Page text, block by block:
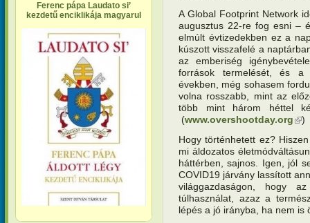
Ferenc pápa Laudato si’
kezdetű enciklikája magyarul
A Global Footprint Network
augusztus 22-re fog esni –
elmúlt évtizedekben ez a
kúszott visszafelé a
az emberiség
források termelését, és a
években, még sohasem
volna rosszabb, mint az
több mint három héttel
(www.overshootday.org
)
Hogy történhetett ez?
mi áldozatos
háttérben, sajnos. Igen, jól
COVID19 járvány lassított
világgazdaságon, hogy
túlhasználat, azaz a
lépés a jó irányba, ha nem is